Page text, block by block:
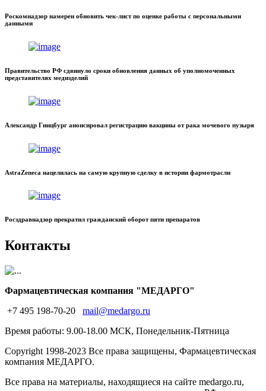
Роскомнадзор намерен обновить чек-лист по оценке работы с персональными
данными
Правительство РФ сдвинуло сроки обновления данных об уполномоченных
представителях медизделий
Александр Гинцбург анонсировал регистрацию вакцины от рака мочевого пузыря
AstraZeneca нацелилась на самую крупную сделку в истории фармотрасли
Росздравнадзор прекратил гражданский оборот пяти препаратов
Контакты
Фармацевтическая компания "МЕДАРГО"
+7 495 198-70-20
mail@medargo.ru
Время работы: 9.00-18.00 МСК, Понедельник-Пятница
Copyright 1998-2023 Все права защищены, Фармацевтическая
компания МЕДАРГО.
Все права на материалы, находящиеся на сайте medargo.ru,